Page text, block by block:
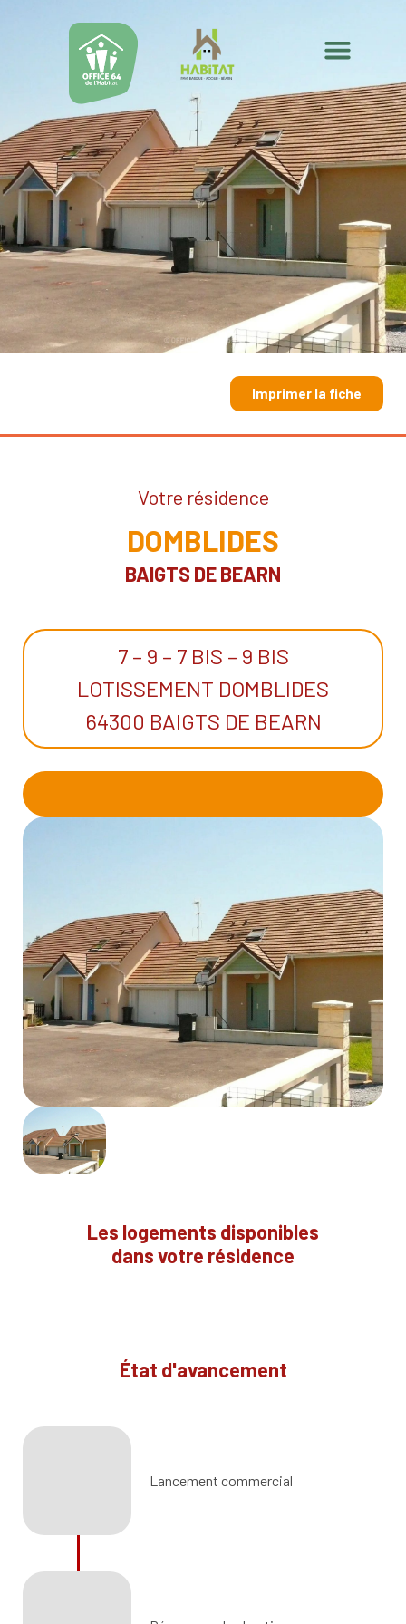
Imprimer la fiche
Votre résidence
DOMBLIDES
BAIGTS DE BEARN
7 – 9 – 7 BIS – 9 BIS
LOTISSEMENT DOMBLIDES
64300 BAIGTS DE BEARN
Les logements disponibles
dans votre résidence
État d'avancement
Lancement commercial